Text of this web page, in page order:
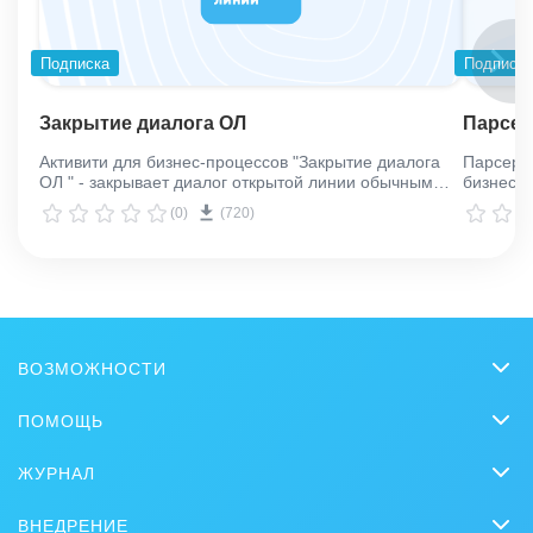
Подписка
Закрытие диалога ОЛ
Активити для бизнес-процессов "Закрытие диалога
ОЛ " - закрывает диалог открытой линии обычным
способом или "в спам"
(0) (720)
Подписка
Парсер
бизнес-
ВОЗМОЖНОСТИ
Онлайн-офис
Видеозвонки HD
Задачи и Проекты
ПОМОЩЬ
Вебинары
ЖУРНАЛ
ВНЕДРЕНИЕ